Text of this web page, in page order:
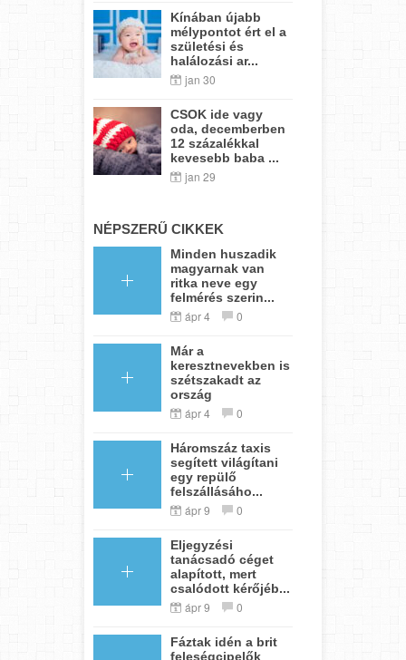
Kínában újabb
mélypontot ért el a
születési és
halálozási ar...
jan 30
CSOK ide vagy
oda, decemberben
12 százalékkal
kevesebb baba ...
jan 29
NÉPSZERŰ CIKKEK
Minden huszadik
magyarnak van
ritka neve egy
felmérés szerin...
ápr 4 0
Már a
keresztnevekben is
szétszakadt az
ország
ápr 4 0
Háromszáz taxis
segített világítani
egy repülő
felszállásáho...
ápr 9 0
Eljegyzési
tanácsadó céget
alapított, mert
csalódott kérőjéb...
ápr 9 0
Fáztak idén a brit
feleségcipelők